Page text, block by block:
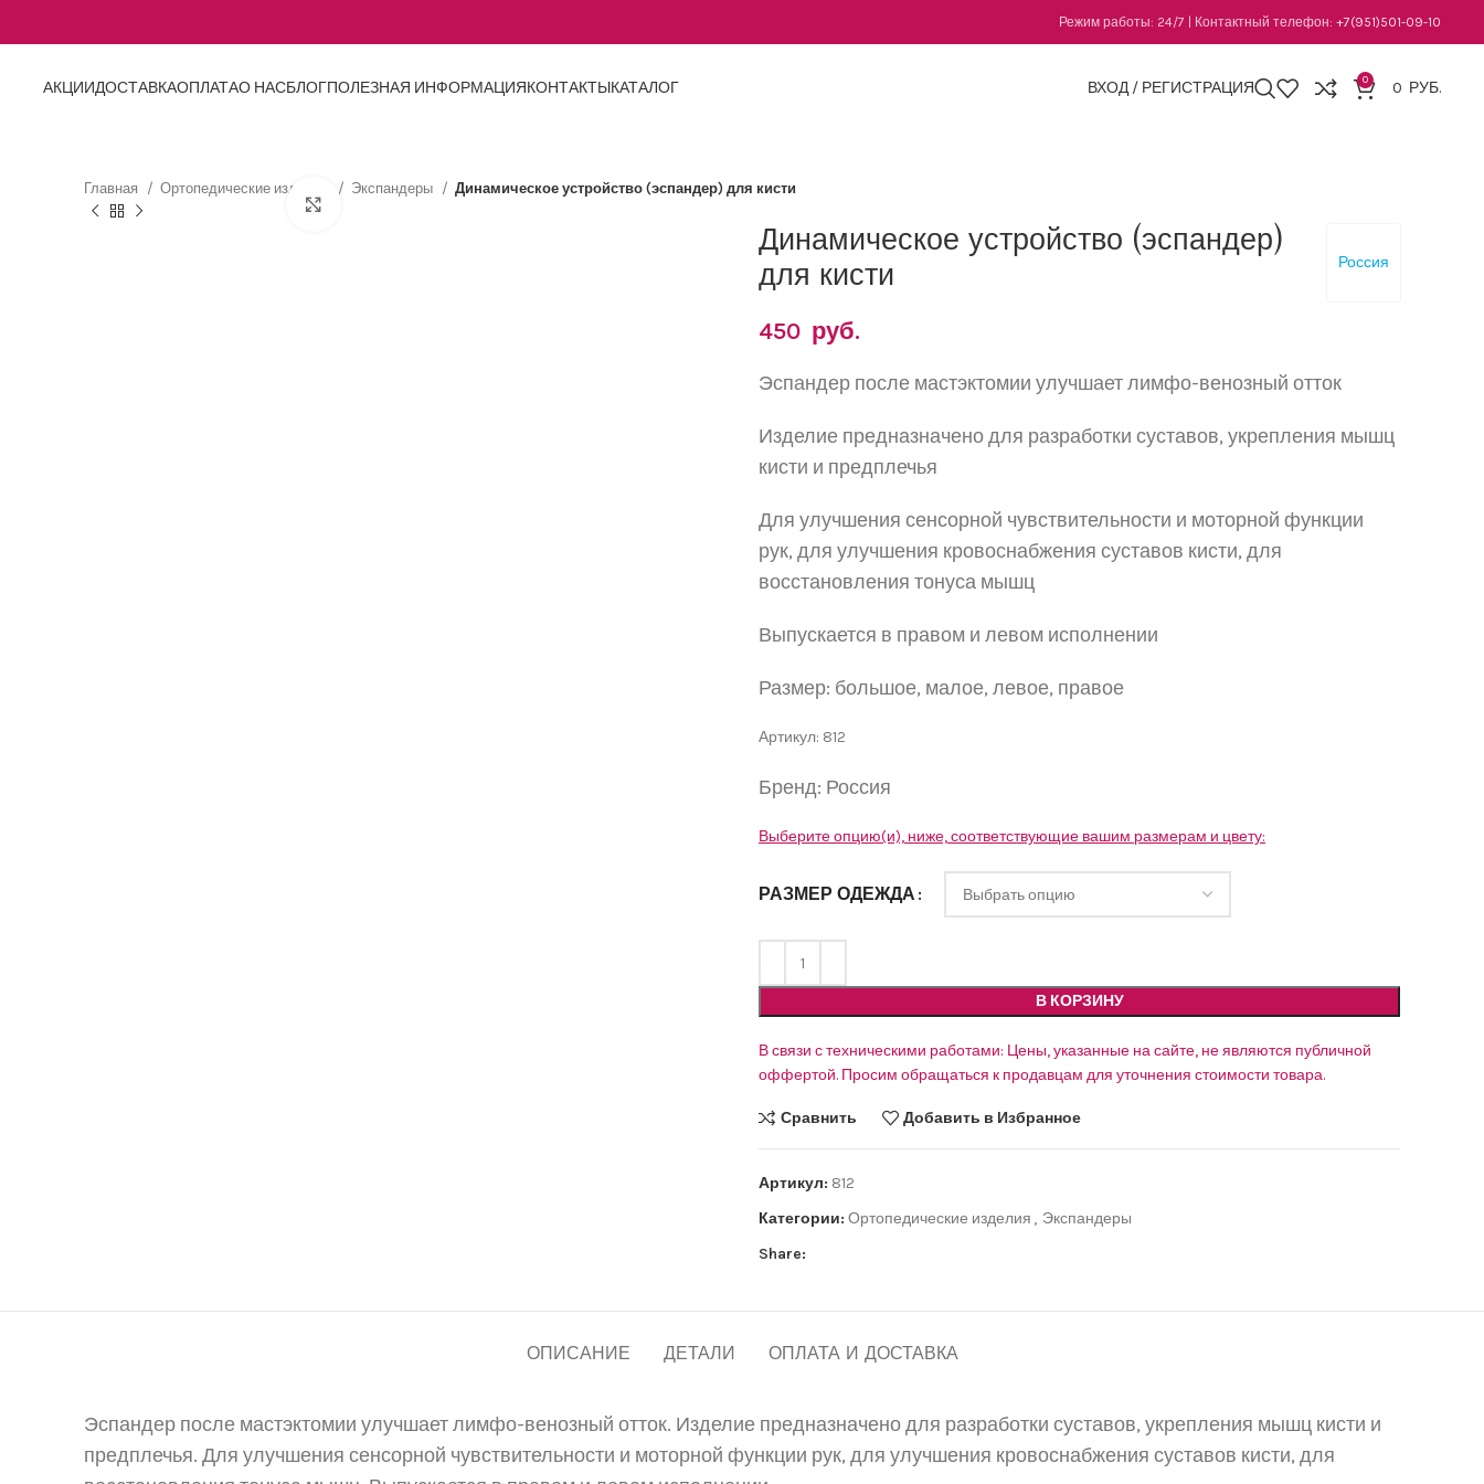
Режим работы: 24/7 | Контактный телефон:+7(951)501-09-10
АКЦИИДОСТАВКАОПЛАТАО НАСБЛОГПОЛЕЗНАЯ ИНФОРМАЦИЯКОНТАКТЫКАТАЛОГ ВХОД / РЕГИСТРАЦИЯ 0 0 РУБ.
Главная Ортопедические изделия Экспандеры
Динамическое устройство (эспандер) для кисти
Россия
Динамическое устройство (эспандер)
для кисти
450 руб.
Эспандер после мастэктомии улучшает лимфо-венозный отток
Изделие предназначено для разработки суставов, укрепления мышц
кисти и предплечья
Для улучшения сенсорной чувствительности и моторной функции
рук, для улучшения кровоснабжения суставов кисти, для
восстановления тонуса мышц
Выпускается в правом и левом исполнении
Размер: большое, малое, левое, правое
Артикул: 812
Бренд: Россия
Выберите опцию(и), ниже, соответствующие вашим размерам и цвету:
РАЗМЕР ОДЕЖДА
В КОРЗИНУ
В связи с техническими работами: Цены, указанные на сайте, не являются публичной
оффертой. Просим обращаться к продавцам для уточнения стоимости товара.
Сравнить Добавить в Избранное
Артикул: 812
Категории: Ортопедические изделия , Экспандеры
Share:
ОПИСАНИЕ ДЕТАЛИ ОПЛАТА И ДОСТАВКА
Эспандер после мастэктомии улучшает лимфо-венозный отток. Изделие предназначено для разработки суставов, укрепления мышц кисти и
предплечья. Для улучшения сенсорной чувствительности и моторной функции рук, для улучшения кровоснабжения суставов кисти, для